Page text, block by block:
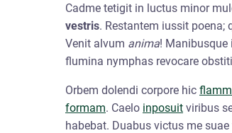
Cadme tetigit in luctus minor
vestris. Restantem iussit poena;
Venit alvum anima! Manibusque
flumina nymphas revocare
Orbem dolendi corpore hic
formam. Caelo inposuit viribus
habebat. Duabus victus me